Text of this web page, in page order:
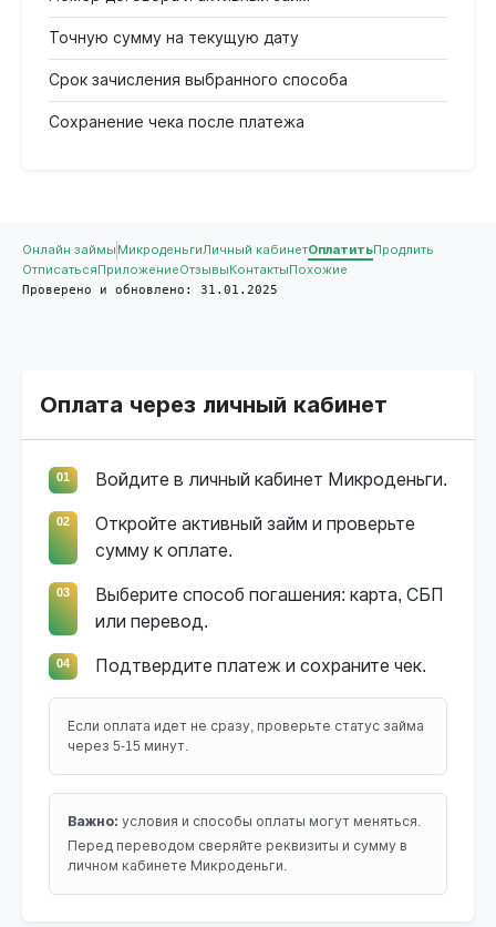
Точную сумму на текущую дату
Срок зачисления выбранного способа
Сохранение чека после платежа
Онлайн займы МикроденьгиЛичный кабинетОплатитьПродлить
Отписаться ПриложениеОтзывы Контакты Похожие
Проверено и обновлено: 31.01.2025
Оплата через личный кабинет
01 Войдите в личный кабинет Микроденьги.
02
Откройте активный займ и проверьте
сумму к оплате.
03
Выберите способ погашения: карта, СБП
или перевод.
04 Подтвердите платеж и сохраните чек.
Если оплата идет не сразу, проверьте статус займа
через 5-15 минут.
Важно: условия и способы оплаты могут меняться.
Перед переводом сверяйте реквизиты и сумму в
личном кабинете Микроденьги.